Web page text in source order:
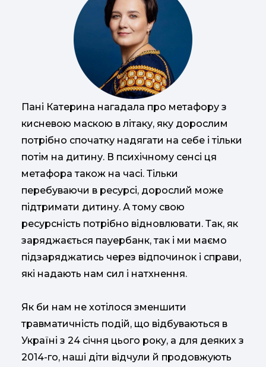
Пані Катерина нагадала про метафору з
кисневою маскою в літаку, яку дорослим
потрібно спочатку надягати на себе і тільки
потім на дитину. В психічному сенсі ця
метафора також на часі. Тільки
перебуваючи в ресурсі, дорослий може
підтримати дитину. А тому свою
ресурсність потрібно відновлювати. Так, як
заряджається пауербанк, так і ми маємо
підзаряджатись через відпочинок і справи,
які надають нам сил і натхнення.
Як би нам не хотілося зменшити
травматичність подій, що відбуваються в
Україні з 24 січня цього року, а для деяких з
2014-го, наші діти відчули й продовжують